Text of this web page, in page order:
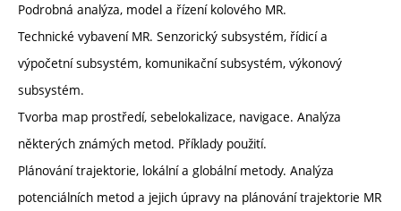
Podrobná analýza, model a řízení kolového MR.
Technické vybavení MR. Senzorický subsystém, řídicí a
výpočetní subsystém, komunikační subsystém, výkonový
subsystém.
Tvorba map prostředí, sebelokalizace, navigace. Analýza
některých známých metod. Příklady použití.
Plánování trajektorie, lokální a globální metody. Analýza
potenciálních metod a jejich úpravy na plánování trajektorie MR